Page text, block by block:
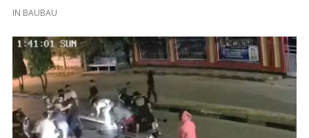
IN BAUBAU